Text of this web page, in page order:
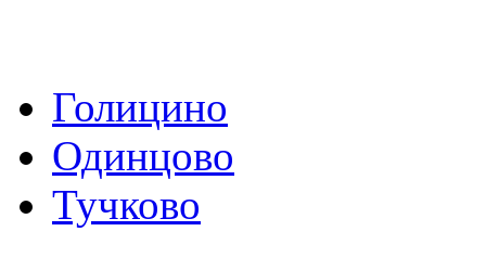
Голицино
Одинцово
Тучково